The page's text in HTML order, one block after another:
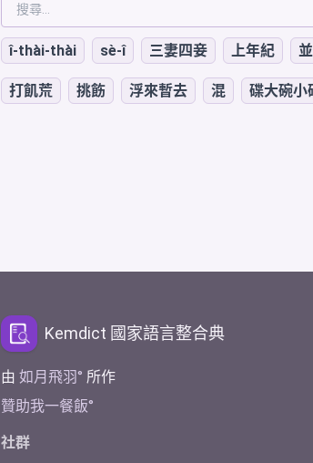
î-thài-thài sè-î 三妻四妾 上年紀
打飢荒 挑飭 浮來暫去 混 碟大碗小
Kemdict 國家語言整合典
由 如月飛羽
所作
贊助我一餐飯
社群